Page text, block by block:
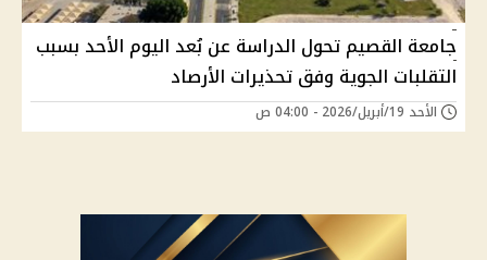
جامعة القصيم تحول الدراسة عن بُعد اليوم الأحد بسبب
التقلبات الجوية وفق تحذيرات الأرصاد
الأحد 19/أبريل/2026 - 04:00 ص